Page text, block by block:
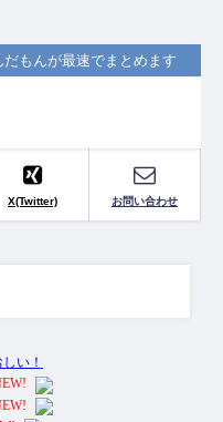
もんが最速でまとめます
X(Twitter) お問い合わせ